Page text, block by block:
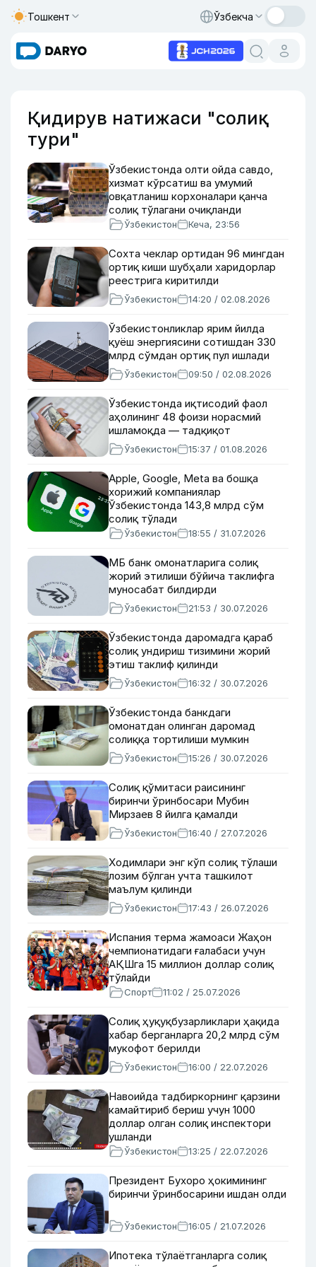
Тошкент Ўзбекча
Қидирув натижаси "солиқ
тури"
Ўзбекистонда олти ойда савдо,
хизмат кўрсатиш ва умумий
овқатланиш корхоналари қанча
солиқ тўлагани очиқланди
Ўзбекистон Кеча, 23:56
Сохта чеклар ортидан 96 мингдан
ортиқ киши шубҳали харидорлар
реестрига киритилди
Ўзбекистон 14:20 / 02.08.2026
Ўзбекистонликлар ярим йилда
қуёш энергиясини сотишдан 330
млрд сўмдан ортиқ пул ишлади
Ўзбекистон 09:50 / 02.08.2026
Ўзбекистонда иқтисодий фаол
аҳолининг 48 фоизи норасмий
ишламоқда — тадқиқот
Ўзбекистон 15:37 / 01.08.2026
Apple, Google, Меtа ва бошқа
хорижий компаниялар
Ўзбекистонда 143,8 млрд сўм
солиқ тўлади
Ўзбекистон 18:55 / 31.07.2026
МБ банк омонатларига солиқ
жорий этилиши бўйича таклифга
муносабат билдирди
Ўзбекистон 21:53 / 30.07.2026
Ўзбекистонда даромадга қараб
солиқ ундириш тизимини жорий
этиш таклиф қилинди
Ўзбекистон 16:32 / 30.07.2026
Ўзбекистонда банкдаги
омонатдан олинган даромад
солиққа тортилиши мумкин
Ўзбекистон 15:26 / 30.07.2026
Солиқ қўмитаси раисининг
биринчи ўринбосари Мубин
Мирзаев 8 йилга қамалди
Ўзбекистон 16:40 / 27.07.2026
Ходимлари энг кўп солиқ тўлаши
лозим бўлган учта ташкилот
маълум қилинди
Ўзбекистон 17:43 / 26.07.2026
Испания терма жамоаси Жаҳон
чемпионатидаги ғалабаси учун
АҚШга 15 миллион доллар солиқ
тўлайди
Спорт 11:02 / 25.07.2026
Солиқ ҳуқуқбузарликлари ҳақида
хабар берганларга 20,2 млрд сўм
мукофот берилди
Ўзбекистон 16:00 / 22.07.2026
Навоийда тадбиркорнинг қарзини
камайтириб бериш учун 1000
доллар олган солиқ инспектори
ушланди
Ўзбекистон 13:25 / 22.07.2026
Президент Бухоро ҳокимининг
биринчи ўринбосарини ишдан олди
Ўзбекистон 16:05 / 21.07.2026
Ипотека тўлаётганларга солиқ